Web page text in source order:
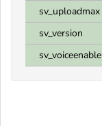
sv_uploadmax
sv_version
sv_voiceenable